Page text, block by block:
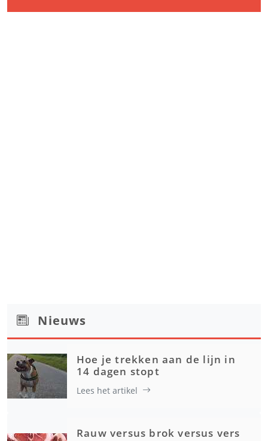
Nieuws
Hoe je trekken aan de lijn in
14 dagen stopt
Lees het artikel
Rauw versus brok versus vers